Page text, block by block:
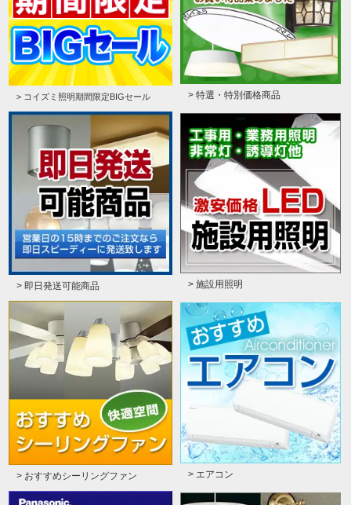
> コイズミ照明期間限定BIGセール > 特選・特別価格商品
> 即日発送可能商品 > 施設用照明
> おすすめシーリングファン > エアコン